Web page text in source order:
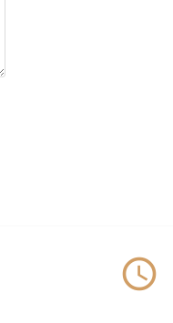
access_time